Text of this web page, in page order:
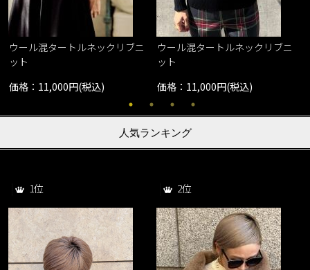
ウール混タートルネックリブニ
ット
価格：11,000円(税込)
ウール混タートルネックリブニ
ット
価格：11,000円(税込)
人気ランキング
1位 2位